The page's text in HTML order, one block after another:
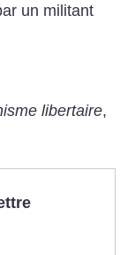
un militant
libertaire,